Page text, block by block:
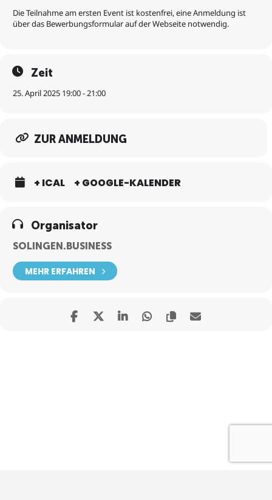
Die Teilnahme am ersten Event ist kostenfrei, eine Anmeldung ist
über das Bewerbungsformular auf der Webseite notwendig.
Zeit
25. April 2025 19:00 - 21:00
ZUR ANMELDUNG
+ ICAL + GOOGLE-KALENDER
Organisator
SOLINGEN.BUSINESS
MEHR ERFAHREN